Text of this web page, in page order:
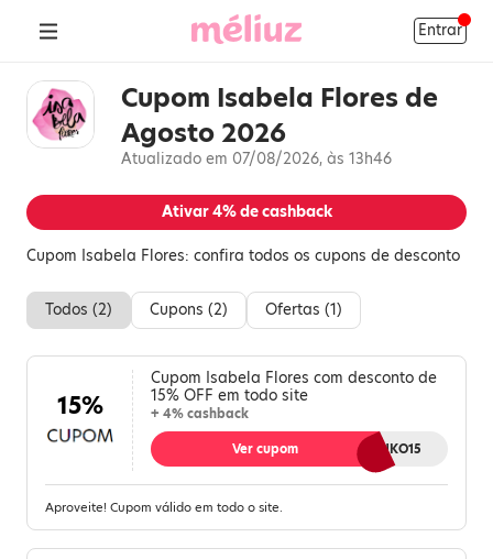
Entrar
Cupom Isabela Flores de
Agosto 2026
Atualizado em 07/08/2026, às 13h46
Ativar4%de cashback
Cupom Isabela Flores: confira todos os cupons de desconto
Todos (2) Cupons (2) Ofertas (1)
15%
Cupom Isabela Flores com desconto de
15% OFF em todo site
+ 4% cashback
MELIUZKWANKO15
Ver cupom
Aproveite! Cupom válido em todo o site.